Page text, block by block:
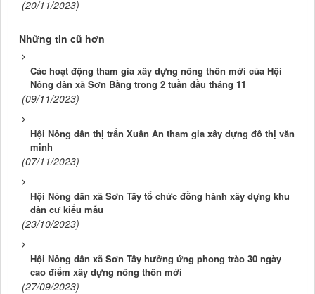
(20/11/2023)
Những tin cũ hơn
Các hoạt động tham gia xây dựng nông thôn mới của Hội
Nông dân xã Sơn Bằng trong 2 tuần đầu tháng 11
(09/11/2023)
Hội Nông dân thị trấn Xuân An tham gia xây dựng đô thị văn
minh
(07/11/2023)
Hội Nông dân xã Sơn Tây tổ chức đồng hành xây dựng khu
dân cư kiểu mẫu
(23/10/2023)
Hội Nông dân xã Sơn Tây hưởng ứng phong trào 30 ngày
cao điểm xây dựng nông thôn mới
(27/09/2023)